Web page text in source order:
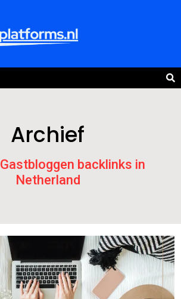
Archief
Gastbloggen backlinks in
Netherland